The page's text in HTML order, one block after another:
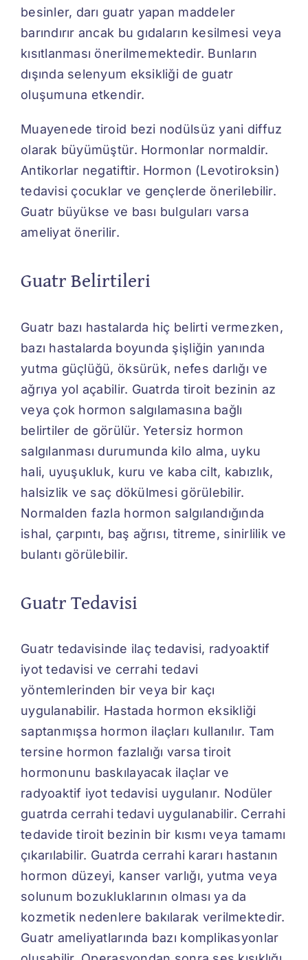
besinler, darı guatr yapan maddeler
barındırır ancak bu gıdaların kesilmesi veya
kısıtlanması önerilmemektedir. Bunların
dışında selenyum eksikliği de guatr
oluşumuna etkendir.
Muayenede tiroid bezi nodülsüz yani diffuz
olarak büyümüştür. Hormonlar normaldir.
Antikorlar negatiftir. Hormon (Levotiroksin)
tedavisi çocuklar ve gençlerde önerilebilir.
Guatr büyükse ve bası bulguları varsa
ameliyat önerilir.
Guatr Belirtileri
Guatr bazı hastalarda hiç belirti vermezken,
bazı hastalarda boyunda şişliğin yanında
yutma güçlüğü, öksürük, nefes darlığı ve
ağrıya yol açabilir. Guatrda tiroit bezinin az
veya çok hormon salgılamasına bağlı
belirtiler de görülür. Yetersiz hormon
salgılanması durumunda kilo alma, uyku
hali, uyuşukluk, kuru ve kaba cilt, kabızlık,
halsizlik ve saç dökülmesi görülebilir.
Normalden fazla hormon salgılandığında
ishal, çarpıntı, baş ağrısı, titreme, sinirlilik ve
bulantı görülebilir.
Guatr Tedavisi
Guatr tedavisinde ilaç tedavisi, radyoaktif
iyot tedavisi ve cerrahi tedavi
yöntemlerinden bir veya bir kaçı
uygulanabilir. Hastada hormon eksikliği
saptanmışsa hormon ilaçları kullanılır. Tam
tersine hormon fazlalığı varsa tiroit
hormonunu baskılayacak ilaçlar ve
radyoaktif iyot tedavisi uygulanır. Nodüler
guatrda cerrahi tedavi uygulanabilir. Cerrahi
tedavide tiroit bezinin bir kısmı veya tamamı
çıkarılabilir. Guatrda cerrahi kararı hastanın
hormon düzeyi, kanser varlığı, yutma veya
solunum bozukluklarının olması ya da
kozmetik nedenlere bakılarak verilmektedir.
Guatr ameliyatlarında bazı komplikasyonlar